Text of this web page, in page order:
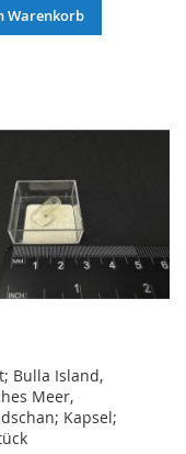
Warenkorb
Bulla Island,
Meer,
Kapsel;